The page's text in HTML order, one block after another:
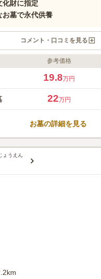
化財に指定
お墓で永代供養
コメント・口コミを見る
部のコメント
ぐというアクセスの良さにも関わ
名苑です。歴史ある文化財も多い寺
お墓での永代供養も可能で、後縦
しい庭園を眺めながらお食事ができ
からも評価されていません。
参考価格
19.8万円
22万円
お墓の詳細を見る
ょうえん